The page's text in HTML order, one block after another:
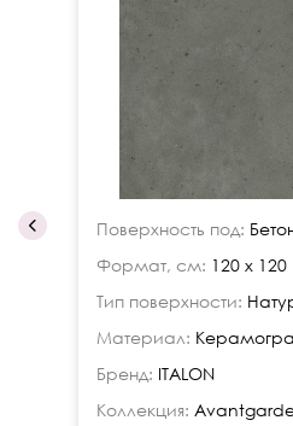
Поверхность под:
Формат, см: 120 х 120
Тип поверхности:
Материал:
Бренд: ITALON
Коллекция: